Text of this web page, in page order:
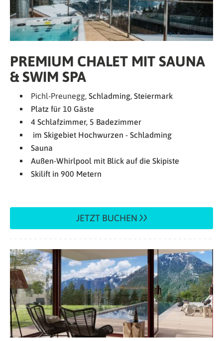
PREMIUM CHALET MIT SAUNA
& SWIM SPA
Pichl-Preunegg, Schladming, Steiermark
Platz für 10 Gäste
4 Schlafzimmer, 5 Badezimmer
im Skigebiet Hochwurzen - Schladming
Sauna
Außen-Whirlpool mit Blick auf die Skipiste
Skilift in 900 Metern
JETZT BUCHEN